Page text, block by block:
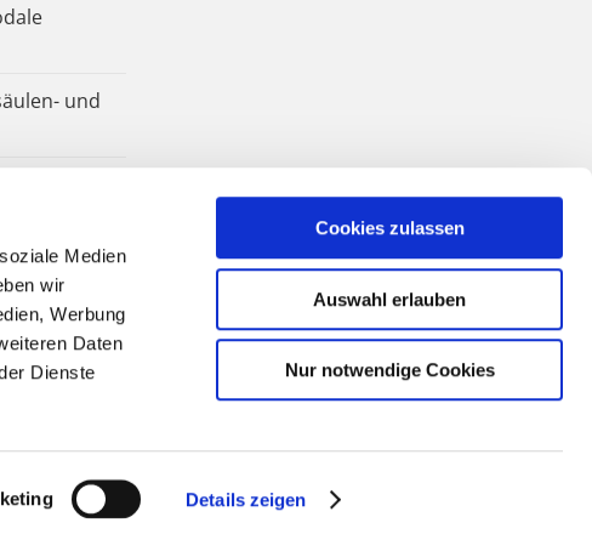
Medien
wir
Werbung
Daten
Dienste
Details zeigen
Cookies zulassen
Auswahl erlauben
Nur notwendige Cookies
und